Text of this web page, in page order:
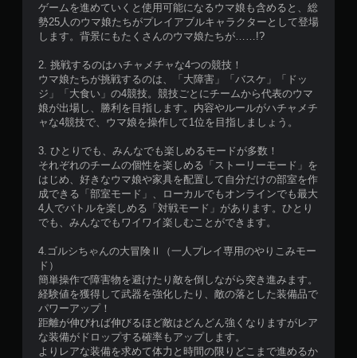
ゲームを進めていくと使用可能になるウマ娘も含めると、総
勢25人のウマ娘たちがプレイアブルキャラクターとして登場
します。背景にもたくさんのウマ娘たちが……!?
2. 挑戦するのはハチャメチャな4つの競技！
ウマ娘たちが挑戦するのは、「大障害」「バスケ」「ドッ
ジ」「大食い」の4競技。競技ごとにチームから代表のウマ
娘が出場し、勝利を目指します。内容やルールがハチャメチ
ャな4競技で、ウマ娘を操作して1位を目指しましょう。
3. ひとりでも、みんなでも楽しめるモードが多数！
それぞれのチームの個性を楽しめる「ストーリーモード」を
はじめ、好きなウマ娘や家具を配置して自分だけの部室を作
成できる「部室モード」、ローカルでもオンラインでも最大
4人でバトルを楽しめる「対戦モード」があります。ひとり
でも、みんなでもワイワイ楽しむことができます。
4.ゴルシちゃんの大冒険Ⅱ（一人プレイ専用のやりこみモー
ド）
簡単操作で障害物を避けたり敵を倒しながら突き進みます。
経験値を獲得して武器を強化したり、敵の落とした装備品で
パワーアップ！
距離が伸びれば伸びるほど敵はどんどん強くなりますがレア
な装備がドロップする確率もアップします。
よりレアな装備を求めて体力と時間の限りどこまで進めるか